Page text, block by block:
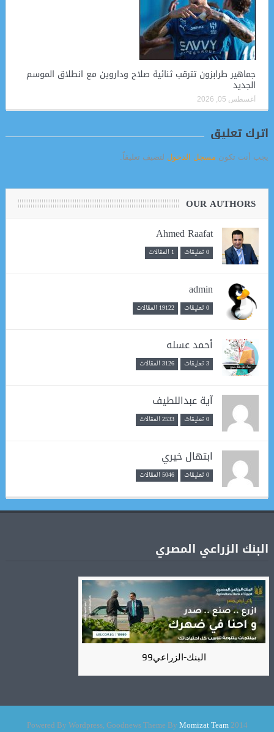
جماهير طرابزون تترقب ثنائية صلاح وداروين مع انطلاق الموسم
الجديد
أغسطس 05, 2026
أترك تعليق
يجب أنت تكون مسجل الدخول لتضيف تعليقاً.
OUR AUTHORS
Ahmed Raafat
0 تعليقات 1 المقالات
admin
0 تعليقات 19122 المقالات
أحمد عسله
3 تعليقات 3126 المقالات
آية عبداللطيف
0 تعليقات 2533 المقالات
ابتهال خيري
0 تعليقات 5046 المقالات
البنك الزراعي المصري
البنك-الزراعي99
2014 Powered By Wordpress, Goodnews Theme By
Momizat Team